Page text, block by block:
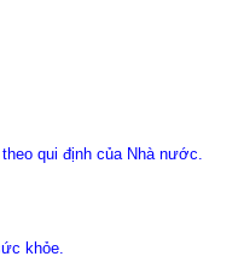
qui định của Nhà nước.
khỏe.